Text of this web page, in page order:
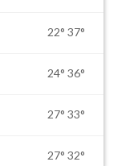
22° 37°
24° 36°
27° 33°
27° 32°